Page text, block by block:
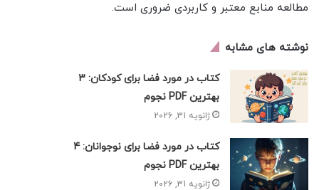
مطالعه منابع معتبر و کاربردی ضروری است.
نوشته های مشابه
کتاب در مورد فضا برای کودکان: 3
بهترین PDF نجوم
ژانویه 31, 2026
کتاب در مورد فضا برای نوجوانان: 4
بهترین PDF نجوم
ژانویه 31, 2026